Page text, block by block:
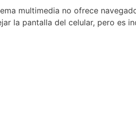
multimedia no ofrece
la pantalla del celular, pero es